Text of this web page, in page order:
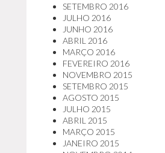
SETEMBRO 2016
JULHO 2016
JUNHO 2016
ABRIL 2016
MARÇO 2016
FEVEREIRO 2016
NOVEMBRO 2015
SETEMBRO 2015
AGOSTO 2015
JULHO 2015
ABRIL 2015
MARÇO 2015
JANEIRO 2015